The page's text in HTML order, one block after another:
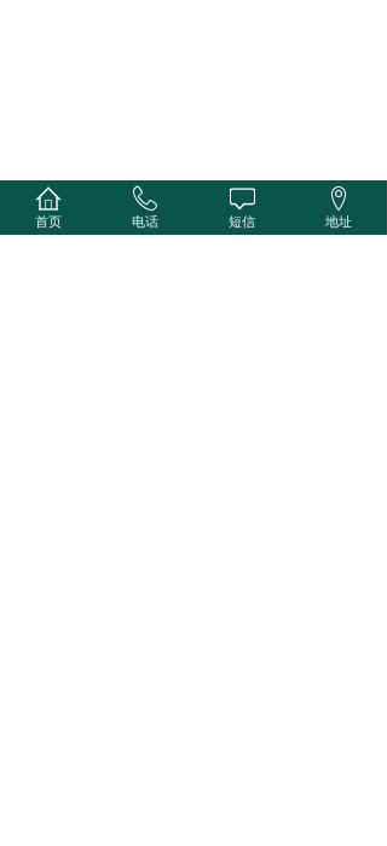
首页 电话 短信 地址